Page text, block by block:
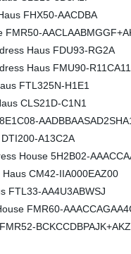
FHX50-AACDBA
Haus FDU93-RG2A
Haus FMU90-
FTL325N-H1E1
CLS21D-C1N1
A13C2A
House 5H2B02-
CM42-IIA000EAZ00
FTL33-AA4U3ABWSJ
FMR60-